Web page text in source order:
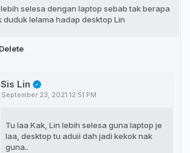
selesa dengan laptop sebab tak berapa
duduk lelama hadap desktop Lin
Delete
Sis Lin
September 23, 2021 12:51 PM
Tu laa Kak, Lin lebih selesa guna laptop je
laa, desktop tu aduii dah jadi kekok nak
guna..